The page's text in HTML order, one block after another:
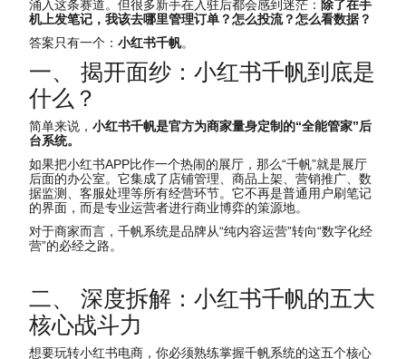
涌入这条赛道。但很多新手在入驻后都会感到迷茫： 除了在手
机上发笔记，我该去哪里管理订单？怎么投流？怎么看数据？
答案只有一个： 小红书千帆。
一、 揭开面纱：小红书千帆到底是
什么？
简单来说， 小红书千帆是官方为商家量身定制的“全能管家”后
台系统。
如果把小红书APP比作一个热闹的展厅，那么“千帆”就是展厅
后面的办公室。它集成了店铺管理、商品上架、营销推广、数
据监测、客服处理等所有经营环节。它不再是普通用户刷笔记
的界面，而是专业运营者进行商业博弈的策源地。
对于商家而言，千帆系统是品牌从“纯内容运营”转向“数字化经
营”的必经之路。
二、 深度拆解：小红书千帆的五大
核心战斗力
想要玩转小红书电商，你必须熟练掌握千帆系统的这五个核心